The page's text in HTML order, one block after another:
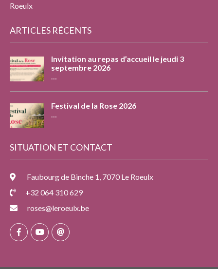
Roeulx
ARTICLES RÉCENTS
Invitation au repas d’accueil le jeudi 3
septembre 2026
Festival de la Rose 2026
SITUATION ET CONTACT
Faubourg de Binche 1, 7070 Le Roeulx
+32 064 310 629
roses@leroeulx.be